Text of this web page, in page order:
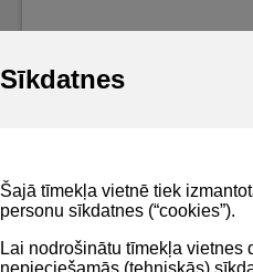
Sīkdatnes
Šajā tīmekļa vietnē tiek
personu sīkdatnes (“cookies”).
Lai nodrošinātu tīmekļa vietnes
nepieciešamās (tehniskās)